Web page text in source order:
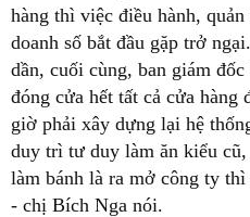
hàng thì việc điều hành,
doanh số bắt đầu gặp trở
dần, cuối cùng, ban giám
đóng cửa hết tất cả cửa
giờ phải xây dựng lại hệ
duy trì tư duy làm ăn kiểu
làm bánh là ra mở công ty
- chị Bích Nga nói.